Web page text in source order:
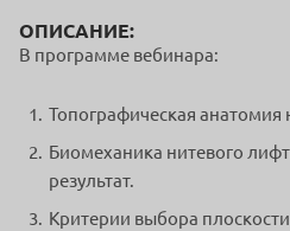
ОПИСАНИЕ:
В программе вебинара:
Топографическая анатомия
Биомеханика нитевого
результат.
Критерии выбора